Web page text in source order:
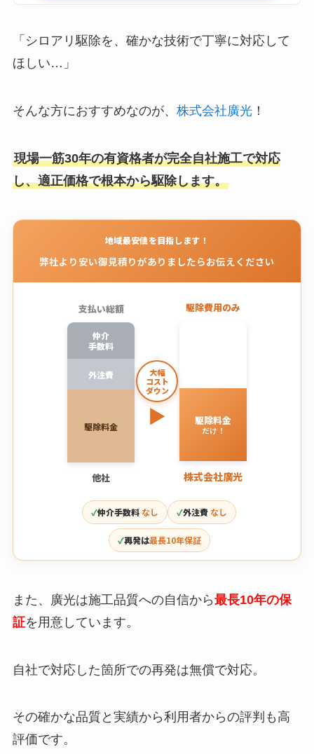
「シロアリ駆除を、確かな技術で丁寧に対応して
ほしい…」
そんな方におすすめなのが、 株式会社廣光！
現場一筋30年の有資格者が完全自社施工で対応
し、適正価格で根本から駆除します。
地域最安値を目指します！
弊社より安い御見積りがありましたらお伝えください
支払い総額
仲介
手数料
外注費
駆除料金
他社
大幅
コスト
ダウン
▶
駆除費用のみ
駆除料金
だけ！
株式会社廣光
仲介手数料 なし 外注費 なし
再発は最長10年保証
また、廣光は施工品質への自信から最長10年の保
証を用意しています。
自社で対応した箇所での再発は無償で対応。
その確かな品質と実績から利用者からの評判も高
評価です。